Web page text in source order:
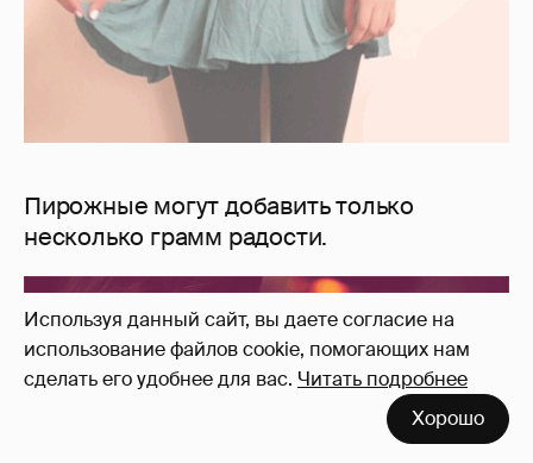
Используя данный сайт, вы даете согласие на
использование файлов cookie, помогающих нам
сделать его удобнее для вас. Читать подробнее
Хорошо
Пирожные могут добавить только
несколько грамм радости.